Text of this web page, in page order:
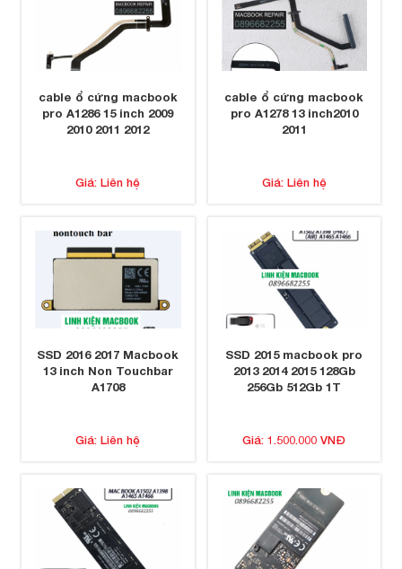
cable ổ cứng macbook
pro A1286 15 inch 2009
2010 2011 2012
Giá: Liên hệ
cable ổ cứng macbook
pro A1278 13 inch2010
2011
Giá: Liên hệ
SSD 2016 2017 Macbook
13 inch Non Touchbar
A1708
Giá: Liên hệ
SSD 2015 macbook pro
2013 2014 2015 128Gb
256Gb 512Gb 1T
Giá: 1.500.000 VNĐ